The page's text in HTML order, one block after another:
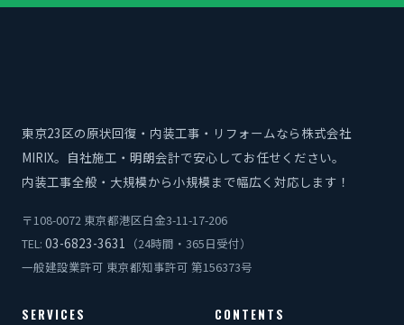
東京23区の原状回復・内装工事・リフォームなら株式会社
MIRIX。自社施工・明朗会計で安心してお任せください。
内装工事全般・大規模から小規模まで幅広く対応します！
〒108-0072 東京都港区白金3-11-17-206
TEL: 03-6823-3631 （24時間・365日受付）
一般建設業許可 東京都知事許可 第156373号
SERVICES CONTENTS